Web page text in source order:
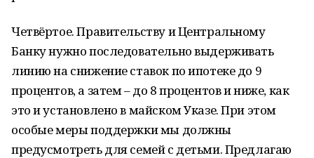
Четвёртое. Правительству и Центральному
Банку нужно последовательно выдерживать
линию на снижение ставок по ипотеке до 9
процентов, а затем – до 8 процентов и ниже, как
это и установлено в майском Указе. При этом
особые меры поддержки мы должны
предусмотреть для семей с детьми. Предлагаю